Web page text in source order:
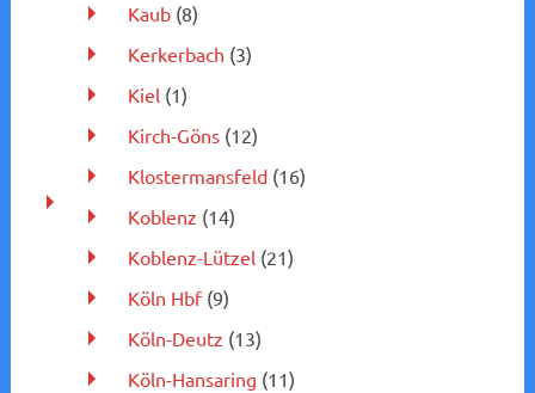
Kaub(8)
Kerkerbach (3)
Kiel(1)
Kirch-Göns(12)
Klostermansfeld(16)
Koblenz (14)
Koblenz-Lützel(21)
Köln Hbf(9)
Köln-Deutz (13)
Köln-Hansaring (11)